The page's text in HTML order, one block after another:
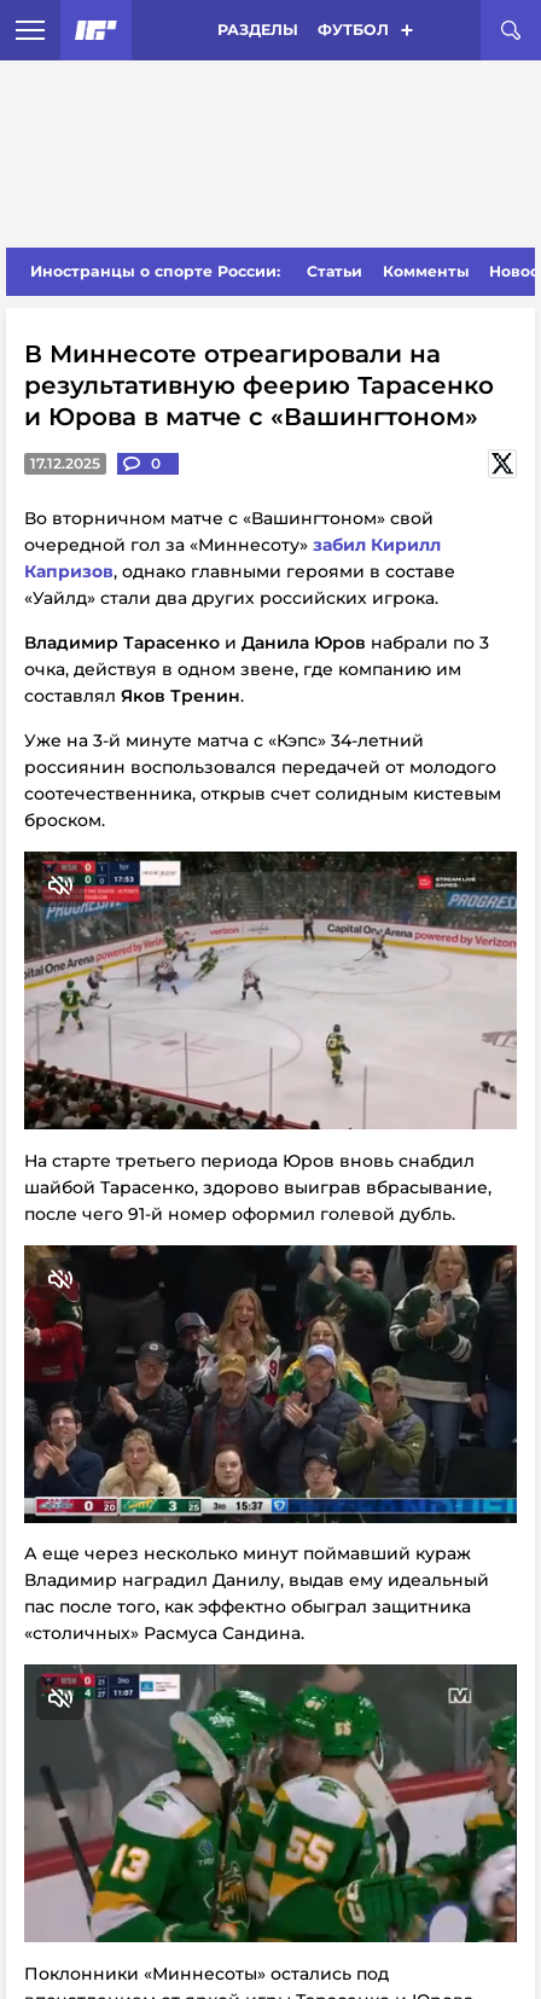
РАЗДЕЛЫ ФУТБОЛ
Иностранцы о спорте России: Статьи Комменты
В Миннесоте отреагировали на
результативную феерию Тарасенко
и Юрова в матче с «Вашингтоном»
17.12.2025 0
Во вторничном матче с «Вашингтоном» свой
очередной гол за «Миннесоту» забил Кирилл
Капризов, однако главными героями в составе
«Уайлд» стали два других российских игрока.
Владимир Тарасенко и Данила Юров набрали по 3
очка, действуя в одном звене, где компанию им
составлял Яков Тренин.
Уже на 3-й минуте матча с «Кэпс» 34-летний
россиянин воспользовался передачей от молодого
соотечественника, открыв счет солидным кистевым
броском.
На старте третьего периода Юров вновь снабдил
шайбой Тарасенко, здорово выиграв вбрасывание,
после чего 91-й номер оформил голевой дубль.
А еще через несколько минут поймавший кураж
Владимир наградил Данилу, выдав ему идеальный
пас после того, как эффектно обыграл защитника
«столичных» Расмуса Сандина.
Поклонники «Миннесоты» остались под